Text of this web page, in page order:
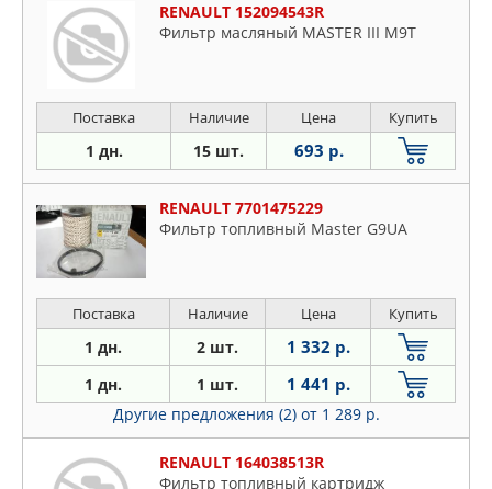
RENAULT 152094543R
Фильтр масляный MASTER III M9T
Поставка Наличие Цена Купить
1 дн. 15 шт. 693 р.
RENAULT 7701475229
Фильтр топливный Master G9UA
Поставка Наличие Цена Купить
1 дн. 2 шт. 1 332 р.
1 дн. 1 шт. 1 441 р.
Другие предложения (2) от 1 289 р.
RENAULT 164038513R
Фильтр топливный картридж